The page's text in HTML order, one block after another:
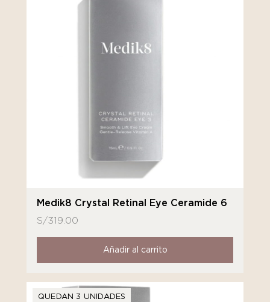
Medik8 Crystal Retinal Eye Ceramide 6
S/319.00
Añadir al carrito
QUEDAN 3 UNIDADES